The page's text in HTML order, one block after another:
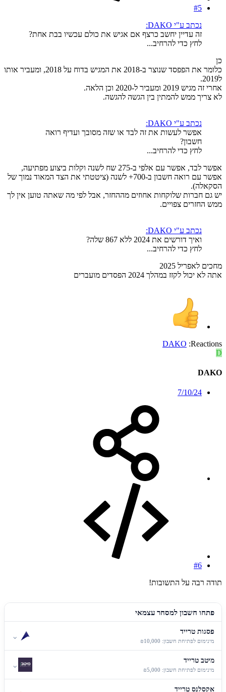
#5
נכתב ע"י DAKO:
זה עדיין יחשב כרצף אם אגיש את כולם עכשיו בבת אחת?
לחץ כדי להרחיב...
כן
כלומר את הפפסד שנוצר ב-2018 את המגיש בדוח על 2018, ומעביר אותו
ל2019.
אחרי זה מגיש 2019 ומעביר ל-2020 וכן הלאה.
לא צריך ממש להמתין בין הגשה להגשה.
נכתב ע"י DAKO:
אפשר לעשות את זה לבד או שזה מסובך ועדיף רואה
חשבון?
לחץ כדי להרחיב...
אפשר לבד, אפשר עם אלפי ב-275 שח לשנה וקלות ביצוע מפתיעה,
אפשר עם רואה חשבון ב-700+ לשנה (ציטטתי את הצד המאוד נמוך של
הסקאלה).
יש גם חברות שלוקחות אחוזים מההחזר, אבל לפי מה שאתה טוען אין לך
ממש החזרים צפויים.
נכתב ע"י DAKO:
ואיך דורשים את 2024 ללא 867 שלה?
לחץ כדי להרחיב...
מחכים לאפריל 2025
אתה לא יכול לקזז במהלך 2024 הפסדים מועברים
Reactions:
DAKO
D
DAKO
7/10/24
#6
תודה רבה על התשובות!
פתחו חשבון למסחר עצמאי
פסגות טרייד
מינימום לפתיחת חשבון: ₪10,000
⌄
מיטב טרייד
מינימום לפתיחת חשבון: ₪5,000
⌄
אקסלנס טרייד